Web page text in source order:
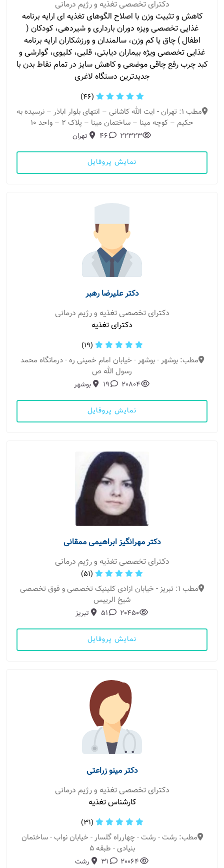
دکترای تخصصی تغذیه و رژیم درمانی
کاهش و تثبیت وزن با اصلاح الگوهای تغذیه ای ارایه برنامه
غذایی تخصصی ویزه دوران بارداری و شیردهی، کودکان (
اطفال ) چاق یا کم وزن، سالمندان و ورزشکاران ارایه برنامه
غذایی تخصصی ویژه بیماران دیابتی، قلبی، کلیوی، گوارشی و
کبد چرب رفع چاقی موضعی و کاهش سایز در تمام نقاط بدن با
جدیدترین دستگاه لاغری
(46)
مطب 1: تهران - ایت الله کاشانی – انتهای بلوار اباذر – نرسیده به
حکیم – کوچه مینا – ساختمان مینا – پلاک 2 – واحد 10
22323
46 تهران
نمایش پروفایل
دکتر علیرضا رهبر
دکترای تخصصی تغذیه و رژیم درمانی
دکترای تغذیه
(19)
مطب: بوشهر - بوشهر - خیابان امام خمینی ره - درمانگاه محمد
رسول الله ص
20804
19 بوشهر
نمایش پروفایل
دکتر مهرانگیز ابراهیمی ممقانی
دکترای تخصصی تغذیه و رژیم درمانی
(51)
مطب 1: تبریز - خیابان ازادی کلینیک تخصصی و فوق تخصصی
شیخ الرییس
20450
51 تبریز
نمایش پروفایل
دکتر مینو زراعتی
دکترای تخصصی تغذیه و رژیم درمانی
کارشناس تغذیه
(31)
مطب: رشت - رشت - چهارراه گلسار - خیابان نواب - ساختمان
بنیادی - طبقه 5
20064
31 رشت